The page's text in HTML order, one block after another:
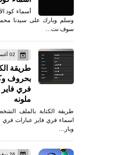
أسماء كود
وسلم وبارك على سيدنا
سوف نت…
02 أغسطس 2021
طريقة
بحروف
فري فاير
ملونه
طريقة الكتابة بالملف
اسماء فري فاير عبارات فري
وبار…